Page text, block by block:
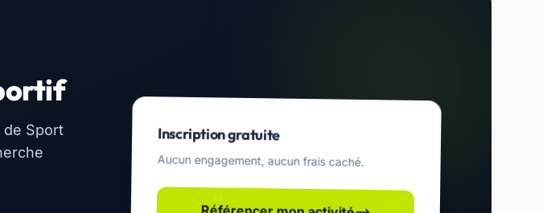
de Sport
Inscription gratuite
Aucun engagement, aucun frais caché.